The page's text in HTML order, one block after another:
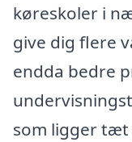
køreskoler i
give dig flere
endda bedre
som ligger tæt